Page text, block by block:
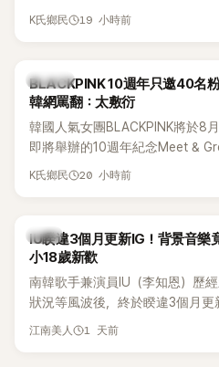
照，親自宣布即將步入婚姻，消
K氏鄉民 19 小時前
K-POP
BLACKPINK 10週年只邀40名
韓網罵翻：太敷衍
韓國人氣女團BLACKPINK將於8
即將舉辦的10週年紀念Meet &
合體。根據韓媒《MyDaily》7日
K氏鄉民 20 小時前
韓星
IU睽違3個月更新IG！背景音樂
小18歲新歡
南韓歌手兼演員IU（李知恩）歷
狀況等風波後，終於睽違3個月
張近況照，讓大批粉絲又驚又喜
江南美人 1 天前